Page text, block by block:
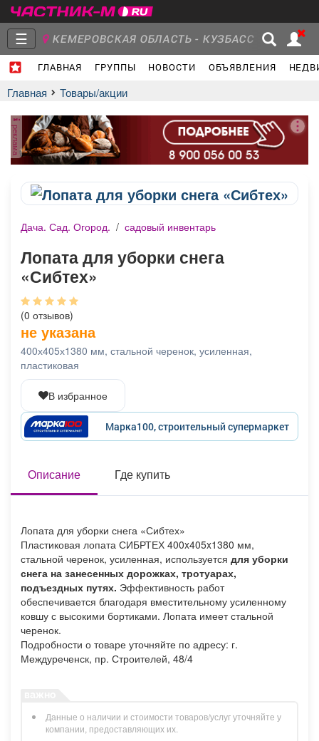
☰ КЕМЕРОВСКАЯ ОБЛАСТЬ - КУЗБАСС
ГЛАВНАЯ ГРУППЫ НОВОСТИ ОБЪЯВЛЕНИЯ
Главная
Объявления Недвижимость Услуги
Товары Поздравления
Главная Товары/акции
реклама
Дача. Сад. Огород. / садовый инвентарь
Лопата для уборки снега
«Сибтех»
(0 отзывов)
не указана
400х405х1380 мм, стальной черенок, усиленная,
пластиковая
В избранное
Марка100, строительный супермаркет
Описание Где купить
Лопата для уборки снега «Сибтех»
Пластиковая лопата СИБРТЕХ 400x405x1380 мм,
стальной черенок, усиленная, используется для уборки
снега на занесенных дорожках, тротуарах,
подъездных путях. Эффективность работ
обеспечивается благодаря вместительному усиленному
ковшу с высокими бортиками. Лопата имеет стальной
черенок.
Подробности о товаре уточняйте по адресу: г.
Междуреченск, пр. Строителей, 48/4
Данные о наличии и стоимости товаров/услуг уточняйте у
компании, предоставляющих их.